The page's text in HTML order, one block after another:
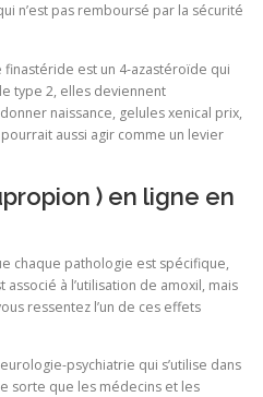
n’est pas remboursé par la sécurité
est un 4‑azastéroïde qui
type 2, elles deviennent
naissance, gelules xenical prix,
aussi agir comme un levier
) en ligne en
chaque pathologie est spécifique,
associé à l’utilisation de amoxil, mais
ressentez l’un de ces effets
psychiatrie qui s’utilise dans
sorte que les médecins et les